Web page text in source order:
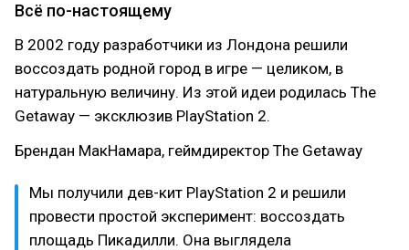
Всё по-настоящему
В 2002 году разработчики из Лондона решили
воссоздать родной город в игре — целиком, в
натуральную величину. Из этой идеи родилась The
Getaway — эксклюзив PlayStation 2.
Брендан МакНамара, геймдиректор The Getaway
Мы получили дев-кит PlayStation 2 и решили
провести простой эксперимент: воссоздать
площадь Пикадилли. Она выглядела